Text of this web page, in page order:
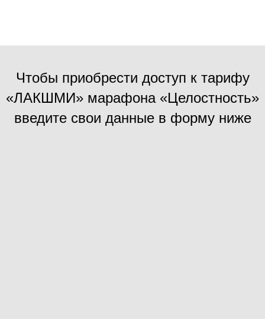
Чтобы приобрести доступ к тарифу
«ЛАКШМИ» марафона «Целостность»
введите свои данные в форму ниже